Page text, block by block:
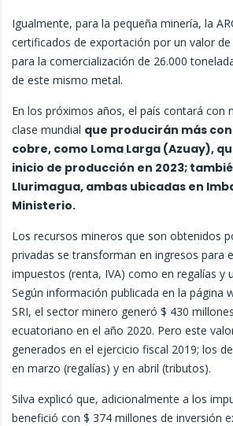
Igualmente, para la pequeña minería, la
certificados de exportación por un valor
para la comercialización de 26.000
de este mismo metal.
En los próximos años, el país contará con
clase mundial que producirán más
cobre, como Loma Larga (Azuay),
inicio de producción en 2023;
Llurimagua, ambas ubicadas en
Ministerio.
Los recursos mineros que son obtenidos
privadas se transforman en ingresos para
impuestos (renta, IVA) como en regalías y
Según información publicada en la página
SRI, el sector minero generó $ 430
ecuatoriano en el año 2020. Pero este
generados en el ejercicio fiscal 2019; los
en marzo (regalías) y en abril (tributos).
Silva explicó que, adicionalmente a los
benefició con $ 374 millones de inversión